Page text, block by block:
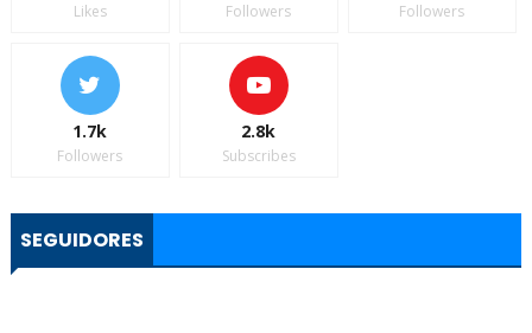
Likes Followers Followers
1.7k
Followers
2.8k
Subscribes
SEGUIDORES